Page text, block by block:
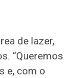
de lazer,
“Queremos
e, com o